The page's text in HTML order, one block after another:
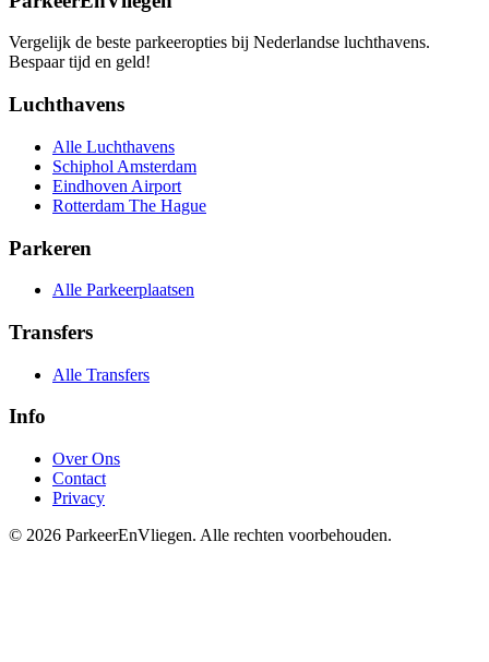
Vergelijk de beste parkeeropties bij Nederlandse luchthavens.
Bespaar tijd en geld!
Luchthavens
Alle Luchthavens
Schiphol Amsterdam
Eindhoven Airport
Rotterdam The Hague
Parkeren
Alle Parkeerplaatsen
Transfers
Alle Transfers
Info
Over Ons
Contact
Privacy
© 2026 ParkeerEnVliegen. Alle rechten voorbehouden.